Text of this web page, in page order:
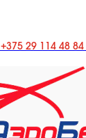
+375 29 114 48 84